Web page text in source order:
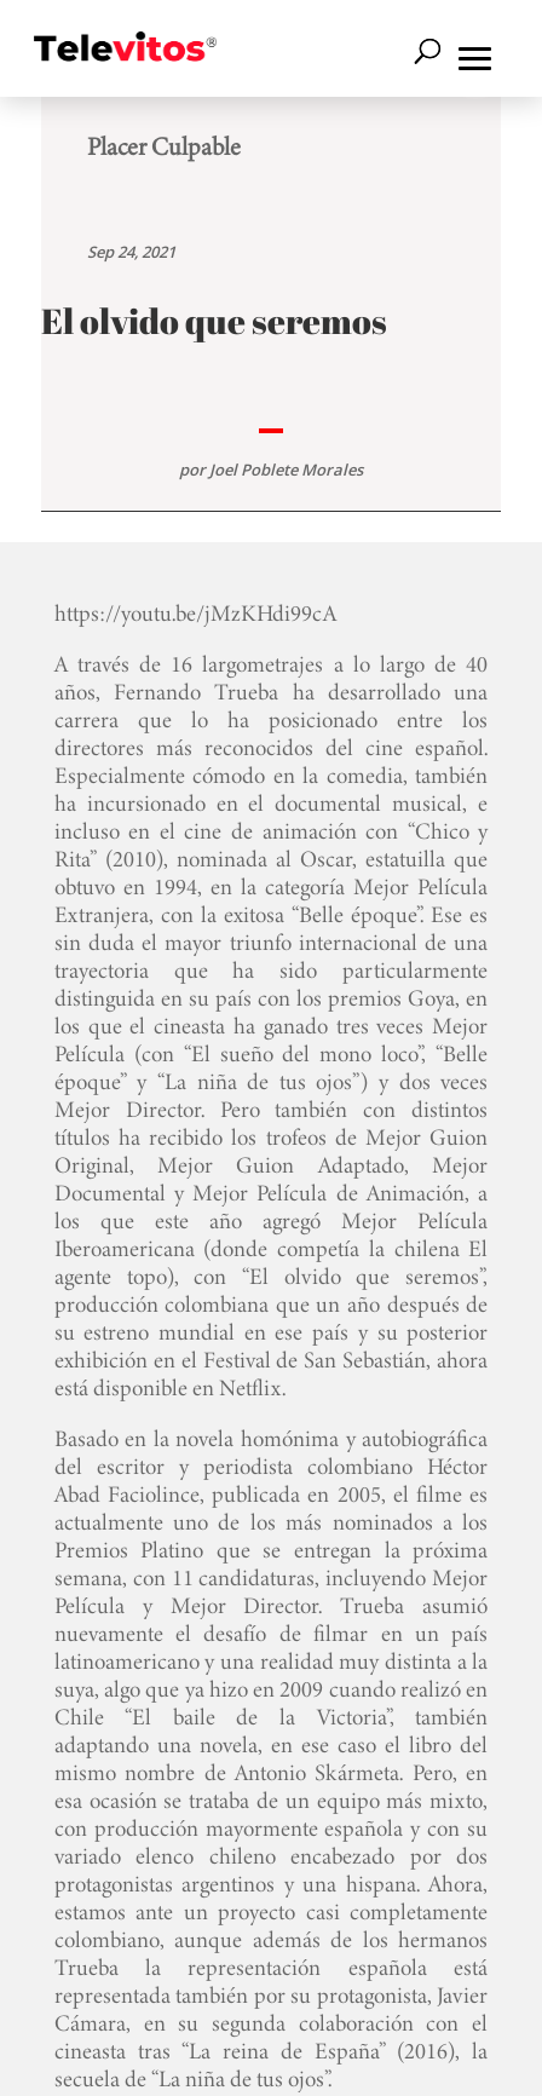
Placer Culpable
Sep 24, 2021
El olvido que seremos
porJoel Poblete Morales
https://youtu.be/jMzKHdi99cA
A través de 16 largometrajes a lo largo de 40
años, Fernando Trueba ha desarrollado una
carrera que lo ha posicionado entre los
directores más reconocidos del cine español.
Especialmente cómodo en la comedia, también
ha incursionado en el documental musical, e
incluso en el cine de animación con “Chico y
Rita” (2010), nominada al Oscar, estatuilla que
obtuvo en 1994, en la categoría Mejor Película
Extranjera, con la exitosa “Belle époque”. Ese es
sin duda el mayor triunfo internacional de una
trayectoria que ha sido particularmente
distinguida en su país con los premios Goya, en
los que el cineasta ha ganado tres veces Mejor
Película (con “El sueño del mono loco”, “Belle
époque” y “La niña de tus ojos”) y dos veces
Mejor Director. Pero también con distintos
títulos ha recibido los trofeos de Mejor Guion
Original, Mejor Guion Adaptado, Mejor
Documental y Mejor Película de Animación, a
los que este año agregó Mejor Película
Iberoamericana (donde competía la chilena El
agente topo), con “El olvido que seremos”,
producción colombiana que un año después de
su estreno mundial en ese país y su posterior
exhibición en el Festival de San Sebastián, ahora
está disponible en Netflix.
Basado en la novela homónima y autobiográfica
del escritor y periodista colombiano Héctor
Abad Faciolince, publicada en 2005, el filme es
actualmente uno de los más nominados a los
Premios Platino que se entregan la próxima
semana, con 11 candidaturas, incluyendo Mejor
Película y Mejor Director. Trueba asumió
nuevamente el desafío de filmar en un país
latinoamericano y una realidad muy distinta a la
suya, algo que ya hizo en 2009 cuando realizó en
Chile “El baile de la Victoria”, también
adaptando una novela, en ese caso el libro del
mismo nombre de Antonio Skármeta. Pero, en
esa ocasión se trataba de un equipo más mixto,
con producción mayormente española y con su
variado elenco chileno encabezado por dos
protagonistas argentinos y una hispana. Ahora,
estamos ante un proyecto casi completamente
colombiano, aunque además de los hermanos
Trueba la representación española está
representada también por su protagonista, Javier
Cámara, en su segunda colaboración con el
cineasta tras “La reina de España” (2016), la
secuela de “La niña de tus ojos”.